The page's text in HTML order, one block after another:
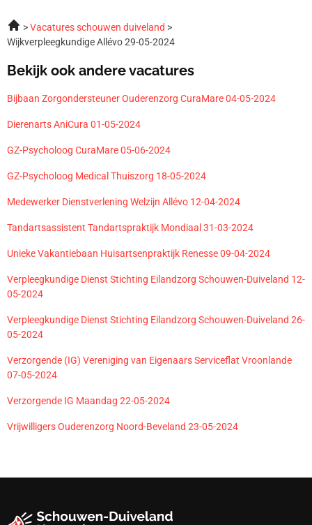
Vacatures schouwen duiveland
Wijkverpleegkundige Allévo 29-05-2024
Bekijk ook andere vacatures
Bijbaan Zorgondersteuner Ouderenzorg CuraMare 04-05-2024
Dierenarts AniCura 01-05-2024
GZ-Psycholoog CuraMare 05-06-2024
GZ-Psycholoog Medical Thuiszorg 18-05-2024
Medewerker Dienstverlening Welzijn Allévo 12-04-2024
Tandartsassistent Tandartspraktijk Mondiaal 31-03-2024
Unieke Vakantiebaan Huisartsenpraktijk Renesse 09-04-2024
Verpleegkundige Dienst Stichting Eilandzorg Schouwen-Duiveland 12-
05-2024
Verpleegkundige Dienst Stichting Eilandzorg Schouwen-Duiveland 26-
05-2024
Verzorgende (IG) Vereniging van Eigenaars Serviceflat Vroonlande
07-05-2024
Verzorgende IG Maandag 22-05-2024
Vrijwilligers Ouderenzorg Noord-Beveland 23-05-2024